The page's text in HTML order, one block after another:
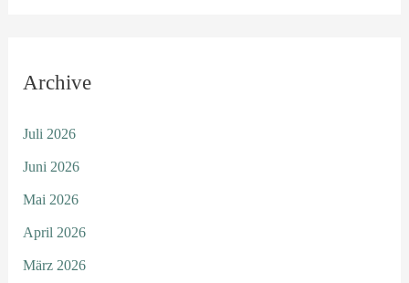
Archive
Juli 2026
Juni 2026
Mai 2026
April 2026
März 2026